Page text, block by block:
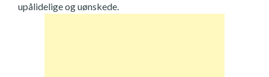
upålidelige og uønskede.